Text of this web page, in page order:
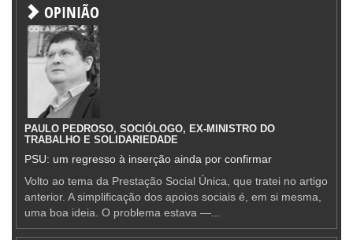
OPINIÃO
PAULO PEDROSO, SOCIÓLOGO, EX-MINISTRO DO
TRABALHO E SOLIDARIEDADE
PSU: um regresso à inserção ainda por confirmar
Volto ao tema da Prestação Social Única, que tratei no artigo
anterior. A simplificação dos apoios sociais é, em si mesma,
uma boa ideia. O problema estava —...